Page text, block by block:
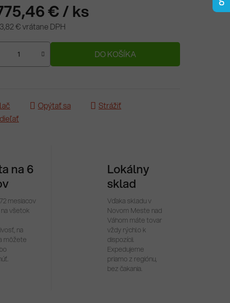
€/ ks
€ vrátane DPH
cena:
DO KOŠÍKA
Opýtať sa
Strážiť
na 6
mesiacov
všetok
na
môžete
Lokálny
sklad
Vďaka skladu v
Novom Meste nad
Váhom máte tovar
vždy rýchlo k
dispozícii.
Expedujeme
priamo z regiónu,
bez čakania.